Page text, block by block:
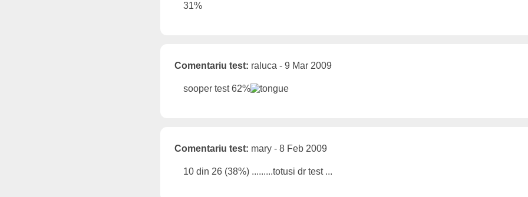
31%
Comentariu test: raluca - 9 Mar 2009
sooper test 62%
Comentariu test: mary - 8 Feb 2009
10 din 26 (38%) .........totusi dr test ...